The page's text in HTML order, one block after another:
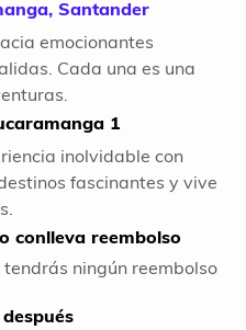
Santander
emocionantes
Cada una es una
1
inolvidable con
fascinantes y vive
conlleva reembolso
ningún reembolso